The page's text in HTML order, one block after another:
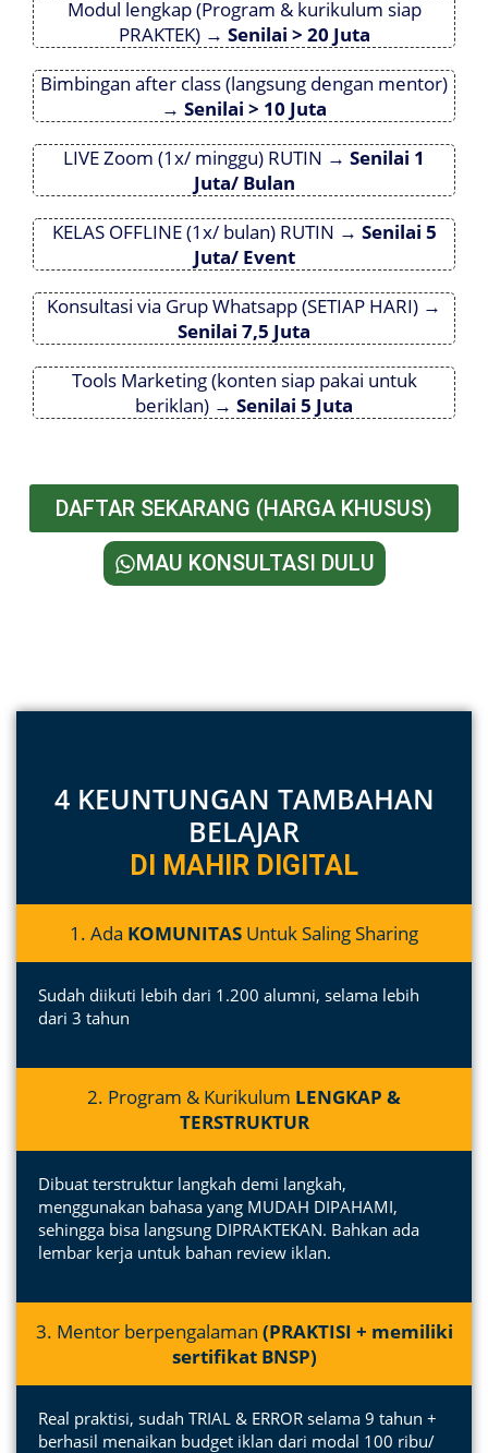
Modul lengkap (Program & kurikulum siap
PRAKTEK) → Senilai > 20 Juta
Bimbingan after class (langsung dengan mentor)
→ Senilai > 10 Juta
LIVE Zoom (1x/ minggu) RUTIN → Senilai 1
Juta/ Bulan
KELAS OFFLINE (1x/ bulan) RUTIN → Senilai 5
Juta/ Event
Konsultasi via Grup Whatsapp (SETIAP HARI) →
Senilai 7,5 Juta
Tools Marketing (konten siap pakai untuk
beriklan) → Senilai 5 Juta
DAFTAR SEKARANG (HARGA KHUSUS)
MAU KONSULTASI DULU
4 KEUNTUNGAN TAMBAHAN
BELAJAR
DI MAHIR DIGITAL
1. Ada KOMUNITAS Untuk Saling Sharing
Sudah diikuti lebih dari 1.200 alumni, selama lebih
dari 3 tahun ​
2. Program & Kurikulum LENGKAP &
TERSTRUKTUR
Dibuat terstruktur langkah demi langkah,
menggunakan bahasa yang MUDAH DIPAHAMI,
sehingga bisa langsung DIPRAKTEKAN. Bahkan ada
lembar kerja untuk bahan review iklan.
3. Mentor berpengalaman (PRAKTISI + memiliki
sertifikat BNSP)
Real praktisi, sudah TRIAL & ERROR selama 9 tahun +
berhasil menaikan budget iklan dari modal 100 ribu/